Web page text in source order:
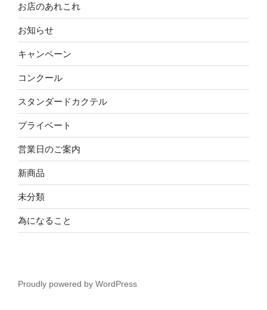
お店のあれこれ
お知らせ
キャンペーン
コンクール
スタンダードカクテル
プライベート
営業日のご案内
新商品
未分類
為になること
Proudly powered by WordPress